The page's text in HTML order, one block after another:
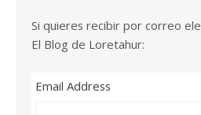
Si quieres recibir por correo
El Blog de Loretahur:
Email Address